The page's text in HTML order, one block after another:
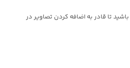
تا قادر به اضافه کردن تصاویر در